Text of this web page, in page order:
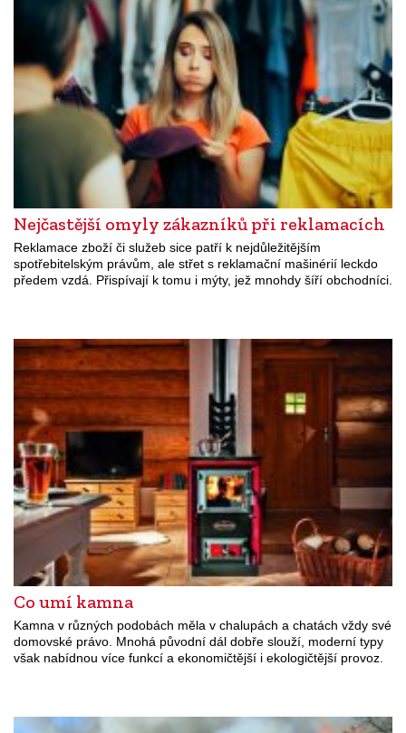
Nejčastější omyly zákazníků při reklamacích
Reklamace zboží či služeb sice patří k nejdůležitějším
spotřebitelským právům, ale střet s reklamační mašinérií leckdo
předem vzdá. Přispívají k tomu i mýty, jež mnohdy šíří obchodníci.
Co umí kamna
Kamna v různých podobách měla v chalupách a chatách vždy své
domovské právo. Mnohá původní dál dobře slouží, moderní typy
však nabídnou více funkcí a ekonomičtější i ekologičtější provoz.